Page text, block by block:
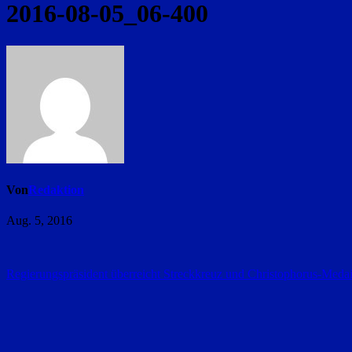
2016-08-05_06-400
VonRedaktion
Aug. 5, 2016
Beitragsnavigation
Regierungspräsident überreicht Streckkreuz und Christophorus-